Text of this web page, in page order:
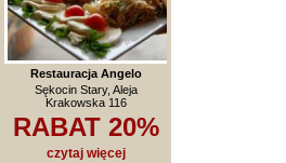
Restauracja Angelo
Sękocin Stary, Aleja
Krakowska 116
RABAT 20%
czytaj więcej